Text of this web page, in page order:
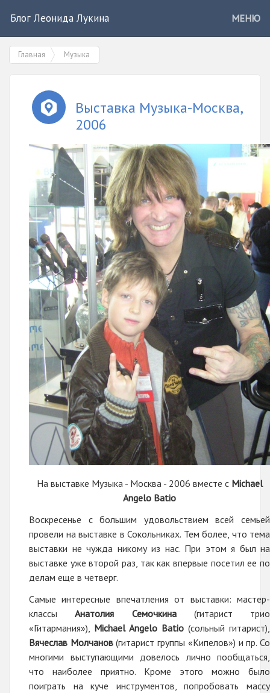
Блог Леонида Лукина МЕНЮ
Главная Музыка
Выставка Музыка-Москва,
2006
На выставке Музыка - Москва - 2006 вместе с Michael
Angelo Batio
Воскресенье с большим удовольствием всей семьей
провели на выставке в Сокольниках. Тем более, что тема
выставки не чужда никому из нас. При этом я был на
выставке уже второй раз, так как впервые посетил ее по
делам еще в четверг.
Самые интересные впечатления от выставки: мастер-
классыАнатолия Семочкина(гитарист трио
«Гитармания»), Michael Angelo Batio (сольный гитарист),
Вячеслав Молчанов(гитарист группы «Кипелов») и пр. Со
многими выступающими довелось лично пообщаться,
что наиболее приятно. Кроме этого можно было
поиграть на куче инструментов, попробовать массу